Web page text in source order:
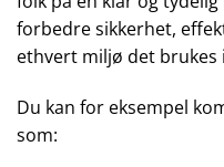
forbedre sikkerhet,
ethvert miljø det brukes
Du kan for eksempel
som: